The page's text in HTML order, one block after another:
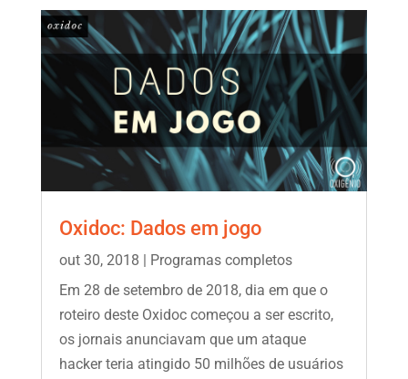
Oxidoc: Dados em jogo
out 30, 2018
Programas completos
Em 28 de setembro de 2018, dia em que o
roteiro deste Oxidoc começou a ser escrito,
os jornais anunciavam que um ataque
hacker teria atingido 50 milhões de usuários